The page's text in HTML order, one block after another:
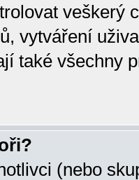
veškerý
vytváření
také všechny
(nebo